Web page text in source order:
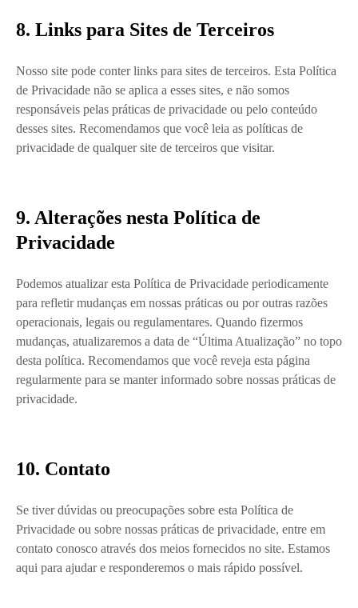
8. Links para Sites de Terceiros
Nosso site pode conter links para sites de terceiros. Esta Política
de Privacidade não se aplica a esses sites, e não somos
responsáveis pelas práticas de privacidade ou pelo conteúdo
desses sites. Recomendamos que você leia as políticas de
privacidade de qualquer site de terceiros que visitar.
9. Alterações nesta Política de
Privacidade
Podemos atualizar esta Política de Privacidade periodicamente
para refletir mudanças em nossas práticas ou por outras razões
operacionais, legais ou regulamentares. Quando fizermos
mudanças, atualizaremos a data de “Última Atualização” no topo
desta política. Recomendamos que você reveja esta página
regularmente para se manter informado sobre nossas práticas de
privacidade.
10. Contato
Se tiver dúvidas ou preocupações sobre esta Política de
Privacidade ou sobre nossas práticas de privacidade, entre em
contato conosco através dos meios fornecidos no site. Estamos
aqui para ajudar e responderemos o mais rápido possível.